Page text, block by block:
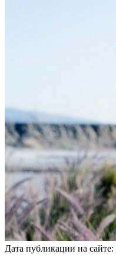
Дата публикации на сайте: